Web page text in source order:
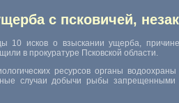
с псковичей,
10 исков о взыскании ущерба,
в прокуратуре Псковской области.
ресурсов органы
случаи добычи рыбы